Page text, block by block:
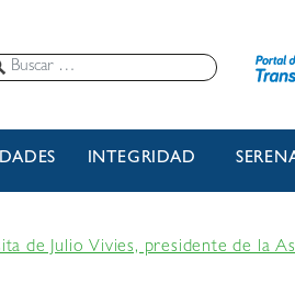
INTEGRIDAD
de Julio Vivies, presidente de la